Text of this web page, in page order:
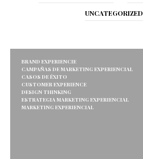
UNCATEGORIZED
BRAND EXPERIENCIE
CAMPAÑAS DE MARKETING EXPERIENCIAL
CASOS DE ÉXITO
CUSTOMER EXPERIENCE
DESIGN THINKING
ESTRATEGIA MARKETING EXPERIENCIAL
MARKETING EXPERIENCIAL